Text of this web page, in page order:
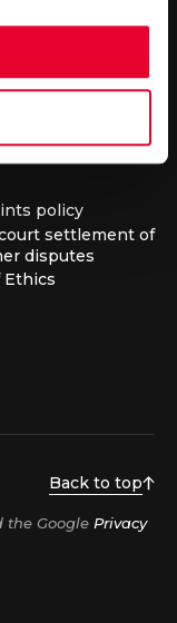
motor vehicles
and
for performing
and
for buying used
policy
settlement of
disputes
Ethics
Back to top
the Google Privacy